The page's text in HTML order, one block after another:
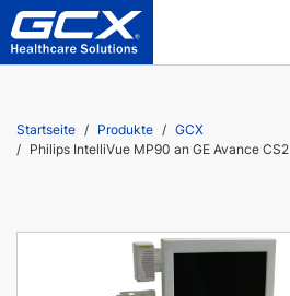
Startseite Produkte
GCX
Philips IntelliVue MP90 an GE Avance CS2